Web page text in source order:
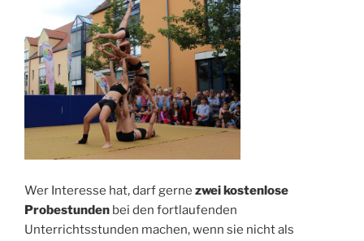
Wer Interesse hat, darf gerne zwei kostenlose
Probestunden bei den fortlaufenden
Unterrichtsstunden machen, wenn sie nicht als